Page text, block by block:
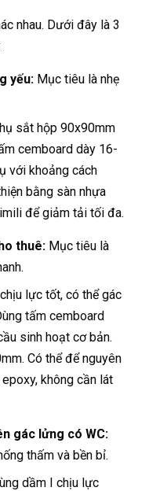
nhau. Dưới đây là 3
yếu: Mục tiêu là nhẹ
sắt hộp 90x90mm
cemboard dày 16-
với khoảng cách
bằng sàn nhựa
để giảm tải tối đa.
thuê: Mục tiêu là
lực tốt, có thể gác
tấm cemboard
sinh hoạt cơ bản.
Có thể để nguyên
không cần lát
gác lửng có WC:
thấm và bền bỉ.
dầm I chịu lực